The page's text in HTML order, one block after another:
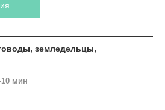
земледельцы,
мин